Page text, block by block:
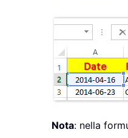
Nota: nella